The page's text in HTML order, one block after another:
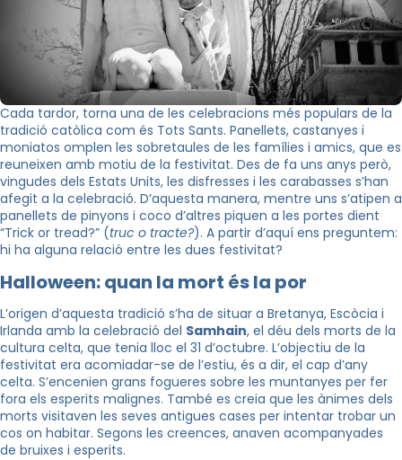
Cada tardor, torna una de les celebracions més populars de la
tradició catòlica com és Tots Sants. Panellets, castanyes i
moniatos omplen les sobretaules de les famílies i amics, que es
reuneixen amb motiu de la festivitat. Des de fa uns anys però,
vingudes dels Estats Units, les disfresses i les carabasses s’han
afegit a la celebració. D’aquesta manera, mentre uns s’atipen a
panellets de pinyons i coco d’altres piquen a les portes dient
“Trick or tread?” (truc o tracte?). A partir d’aquí ens preguntem:
hi ha alguna relació entre les dues festivitat?
Halloween: quan la mort és la por
L’origen d’aquesta tradició s’ha de situar a Bretanya, Escòcia i
Irlanda amb la celebració del Samhain, el déu dels morts de la
cultura celta, que tenia lloc el 31 d’octubre. L’objectiu de la
festivitat era acomiadar-se de l’estiu, és a dir, el cap d’any
celta. S’encenien grans fogueres sobre les muntanyes per fer
fora els esperits malignes. També es creia que les ànimes dels
morts visitaven les seves antigues cases per intentar trobar un
cos on habitar. Segons les creences, anaven acompanyades
de bruixes i esperits.